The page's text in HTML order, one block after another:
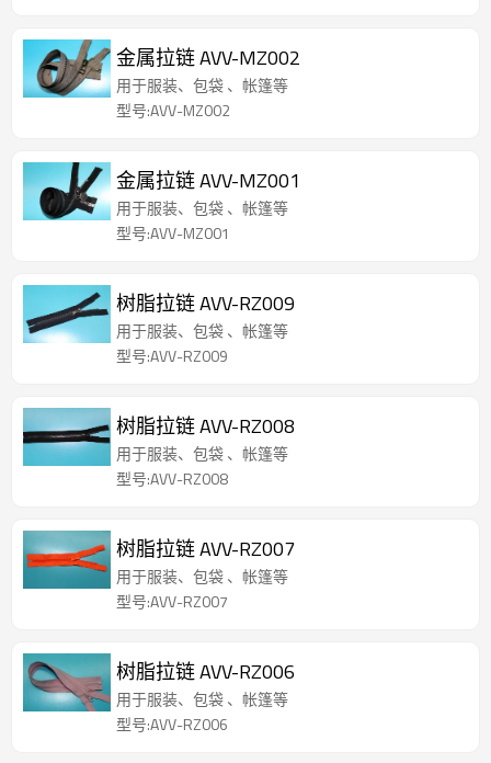
金属拉链 AVV-MZ002
用于服装、包袋 、帐篷等
型号:AVV-MZ002
金属拉链 AVV-MZ001
用于服装、包袋 、帐篷等
型号:AVV-MZ001
树脂拉链 AVV-RZ009
用于服装、包袋 、帐篷等
型号:AVV-RZ009
树脂拉链 AVV-RZ008
用于服装、包袋 、帐篷等
型号:AVV-RZ008
树脂拉链 AVV-RZ007
用于服装、包袋 、帐篷等
型号:AVV-RZ007
树脂拉链 AVV-RZ006
用于服装、包袋 、帐篷等
型号:AVV-RZ006